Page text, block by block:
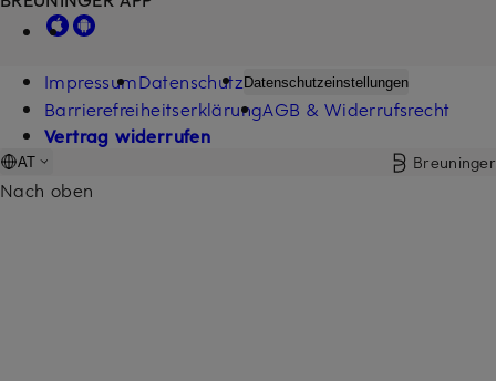
ImpressumDatenschutzDatenschutzeinstellungen
BarrierefreiheitserklärungAGB & Widerrufsrecht
Vertrag widerrufen
AT Breuninger
Nach oben